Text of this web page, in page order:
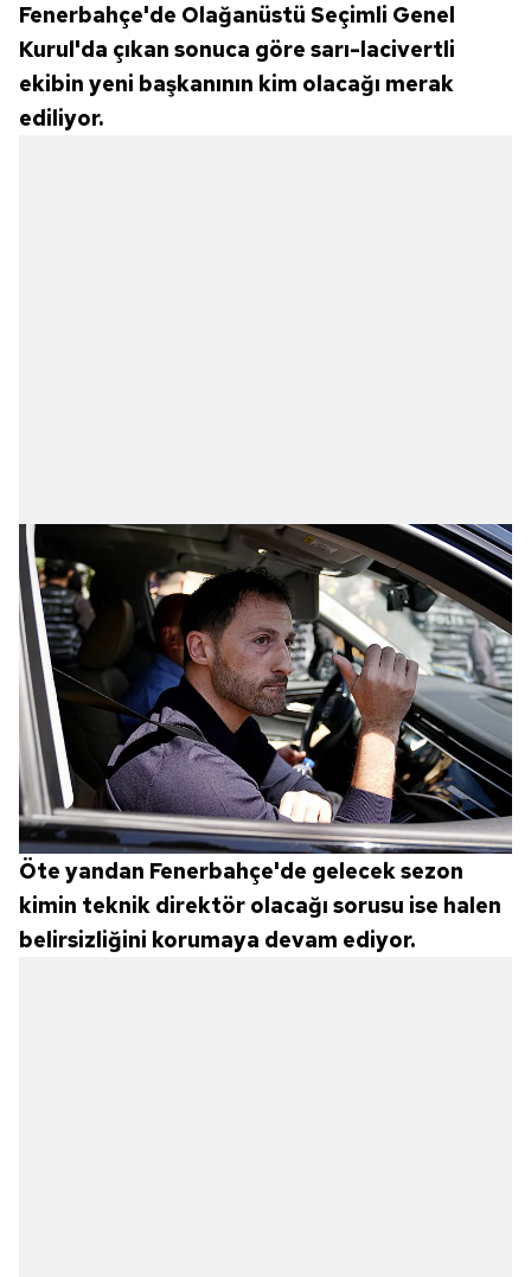
Fenerbahçe'de Olağanüstü Seçimli Genel
Kurul'da çıkan sonuca göre sarı-lacivertli
ekibin yeni başkanının kim olacağı merak
ediliyor.
Öte yandan Fenerbahçe'de gelecek sezon
kimin teknik direktör olacağı sorusu ise halen
belirsizliğini korumaya devam ediyor.